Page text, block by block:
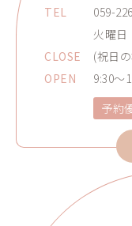
TEL
059-
CLOSE
火曜日
(祝日
OPEN
9:30～
予約